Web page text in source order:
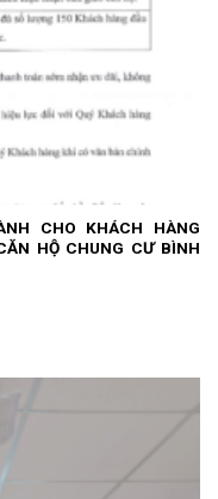
CHO KHÁCH HÀNG
HỘ CHUNG CƯ BÌNH